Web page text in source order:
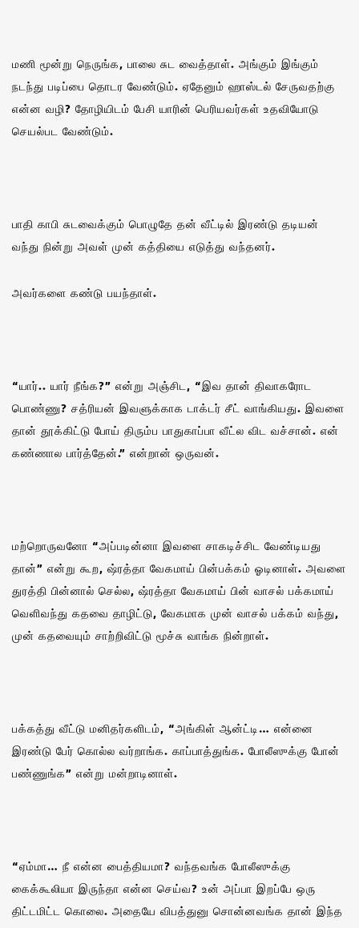
மணி மூன்று நெருங்க, பாலை சுட வைத்தாள். அங்கும் இங்கும்
நடந்து படிப்பை தொடர வேண்டும். ஏதேனும் ஹாஸ்டல் சேருவதற்கு
என்ன வழி? தோழியிடம் பேசி யாரின் பெரியவர்கள் உதவியோடு
செயல்பட வேண்டும்.
பாதி காபி சுடவைக்கும் பொழுதே தன் வீட்டில் இரண்டு தடியன்
வந்து நின்று அவள் முன் கத்தியை எடுத்து வந்தனர்.
அவர்களை கண்டு பயந்தாள்.
“யார்.. யார் நீங்க?” என்று அஞ்சிட, “இவ தான் திவாகரோட
பொண்ணு? சத்ரியன் இவளுக்காக டாக்டர் சீட் வாங்கியது. இவளை
தான் தூக்கிட்டு போய் திரும்ப பாதுகாப்பா வீட்ல விட வச்சான். என்
கண்ணால பார்த்தேன்.” என்றான் ஒருவன்.
மற்றொருவனோ “அப்படின்னா இவளை சாகடிச்சிட வேண்டியது
தான்” என்று கூற, ஷ்ரத்தா வேகமாய் பின்பக்கம் ஓடினாள். அவளை
துரத்தி பின்னால் செல்ல, ஷ்ரத்தா வேகமாய் பின் வாசல் பக்கமாய்
வெளிவந்து கதவை தாழிட்டு, வேகமாக முன் வாசல் பக்கம் வந்து,
முன் கதவையும் சாற்றிவிட்டு மூச்சு வாங்க நின்றாள்.
பக்கத்து வீட்டு மனிதர்களிடம், “அங்கிள் ஆன்ட்டி… என்னை
இரண்டு பேர் கொல்ல வர்றாங்க. காப்பாத்துங்க. போலீஸுக்கு போன்
பண்ணுங்க” என்று மன்றாடினாள்.
“ஏம்மா… நீ என்ன பைத்தியமா? வந்தவங்க போலீஸுக்கு
கைக்கூலியா இருந்தா என்ன செய்வ? உன் அப்பா இறப்பே ஒரு
திட்டமிட்ட கொலை. அதையே விபத்துனு சொன்னவங்க தான் இந்த